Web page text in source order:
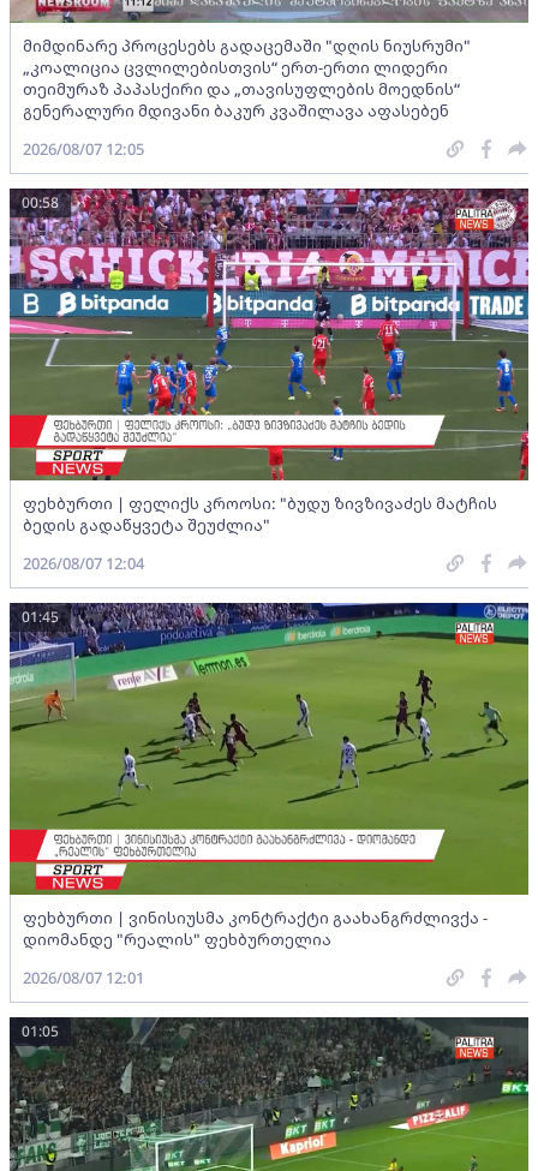
მიმდინარე პროცესებს გადაცემაში "დღის ნიუსრუმი"
„კოალიცია ცვლილებისთვის“ ერთ-ერთი ლიდერი
თეიმურაზ პაპასქირი და „თავისუფლების მოედნის“
გენერალური მდივანი ბაკურ კვაშილავა აფასებენ
2026/08/07 12:05
ფეხბურთი | ფელიქს კროოსი: "ბუდუ ზივზივაძეს მატჩის
ბედის გადაწყვეტა შეუძლია"
00:58
2026/08/07 12:04
ფეხბურთი | ვინისიუსმა კონტრაქტი გაახანგრძლივქა -
დიომანდე "რეალის" ფეხბურთელია
01:45
2026/08/07 12:01
01:05